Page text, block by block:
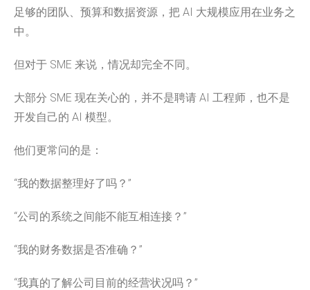
足够的团队、预算和数据资源，把 AI 大规模应用在业务之
中。
但对于 SME 来说，情况却完全不同。
大部分 SME 现在关心的，并不是聘请 AI 工程师，也不是
开发自己的 AI 模型。
他们更常问的是：
“我的数据整理好了吗？”
“公司的系统之间能不能互相连接？”
“我的财务数据是否准确？”
“我真的了解公司目前的经营状况吗？”